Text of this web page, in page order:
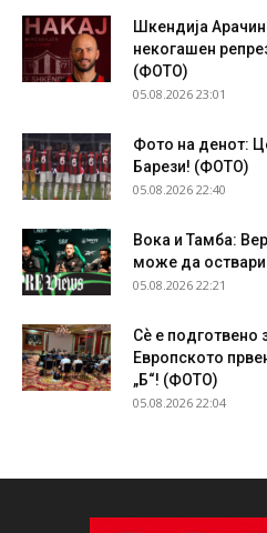
Шкендија
некогашен
(ФОТО)
05.08.2026 23:01
Фото на денот:
Барези! (ФОТО)
05.08.2026 22:40
Вока и Тамба:
може да оствари
05.08.2026 22:21
Сѐ е подготвено
Европското
„Б“! (ФОТО)
05.08.2026 22:04